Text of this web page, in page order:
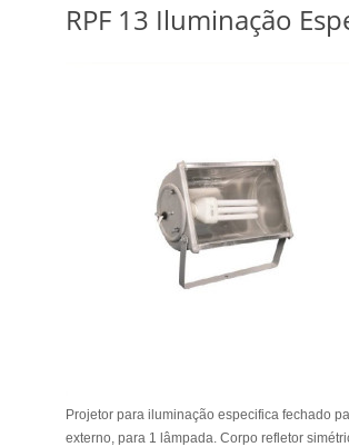
RPF 13 Iluminação
Projetor para iluminação especifica fechado
externo, para 1 lâmpada. Corpo refletor